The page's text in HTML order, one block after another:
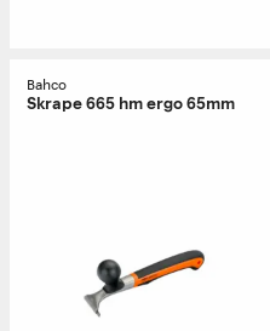
Bahco
Skrape 665 hm ergo 65mm